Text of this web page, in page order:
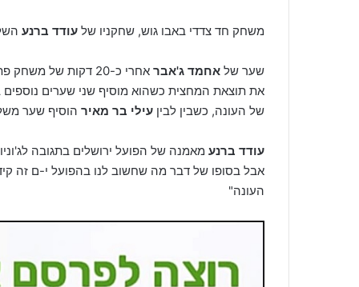
משחק חד צדדי באבו גוש, שחקניו של עודד ברנע
שער של אחמד ג'אבר אחרי כ-20 דקות של משחק פתח את חגיגת השערים,
את תוצאת המחצית כשהוא מוסיף שני שערים
של העונה, כשבין לבין עילי בר מאיר הוסיף שער
עודד ברנע מאמנה של הפועל ירושלים בתגובה
אבל בסופו של דבר מה שחשוב לנו בהפועל י-ם זה
העונה"